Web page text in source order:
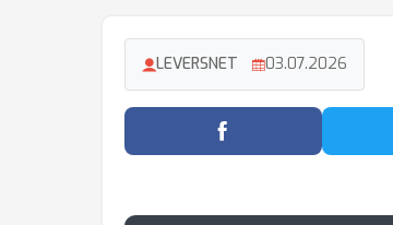
LEVERSNET 03.07.2026
Facebook'ta